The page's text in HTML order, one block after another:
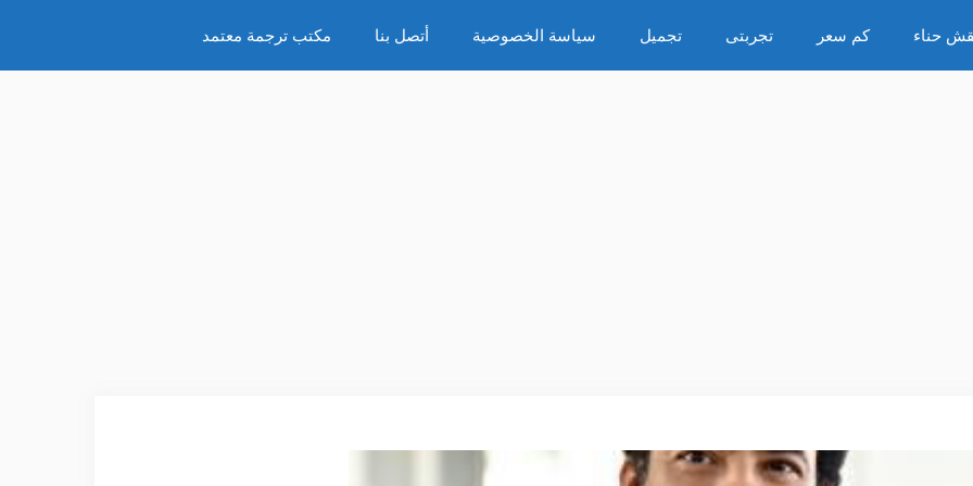
حناء كم سعر تجربتى تجميل سياسة الخصوصية أتصل بنا مكتب ترجمة معتمد